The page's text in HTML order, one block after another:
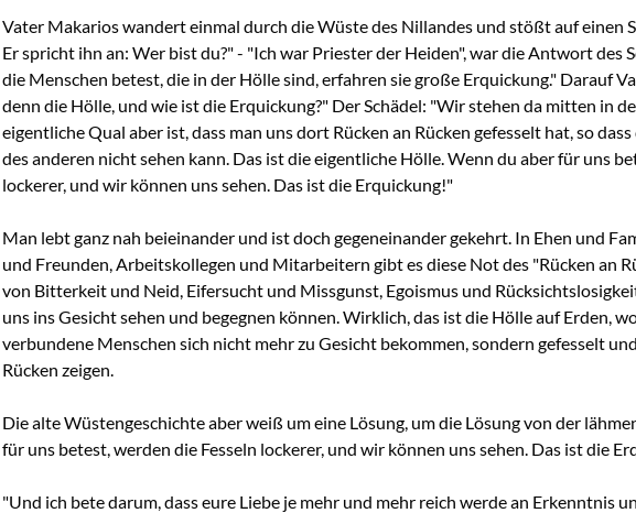
Vater Makarios wandert einmal durch die Wüste des Nillandes und stößt auf einen
Er spricht ihn an: Wer bist du?" - "Ich war Priester der Heiden", war die Antwort des
die Menschen betest, die in der Hölle sind, erfahren sie große Erquickung." Darauf
denn die Hölle, und wie ist die Erquickung?" Der Schädel: "Wir stehen da mitten in
eigentliche Qual aber ist, dass man uns dort Rücken an Rücken gefesselt hat, so
des anderen nicht sehen kann. Das ist die eigentliche Hölle. Wenn du aber für uns
lockerer, und wir können uns sehen. Das ist die Erquickung!"
Man lebt ganz nah beieinander und ist doch gegeneinander gekehrt. In Ehen und
und Freunden, Arbeitskollegen und Mitarbeitern gibt es diese Not des "Rücken an
von Bitterkeit und Neid, Eifersucht und Missgunst, Egoismus und
uns ins Gesicht sehen und begegnen können. Wirklich, das ist die Hölle auf Erden,
verbundene Menschen sich nicht mehr zu Gesicht bekommen, sondern gefesselt
Rücken zeigen.
Die alte Wüstengeschichte aber weiß um eine Lösung, um die Lösung von der
für uns betest, werden die Fesseln lockerer, und wir können uns sehen. Das ist die
"Und ich bete darum, dass eure Liebe je mehr und mehr reich werde an Erkenntnis